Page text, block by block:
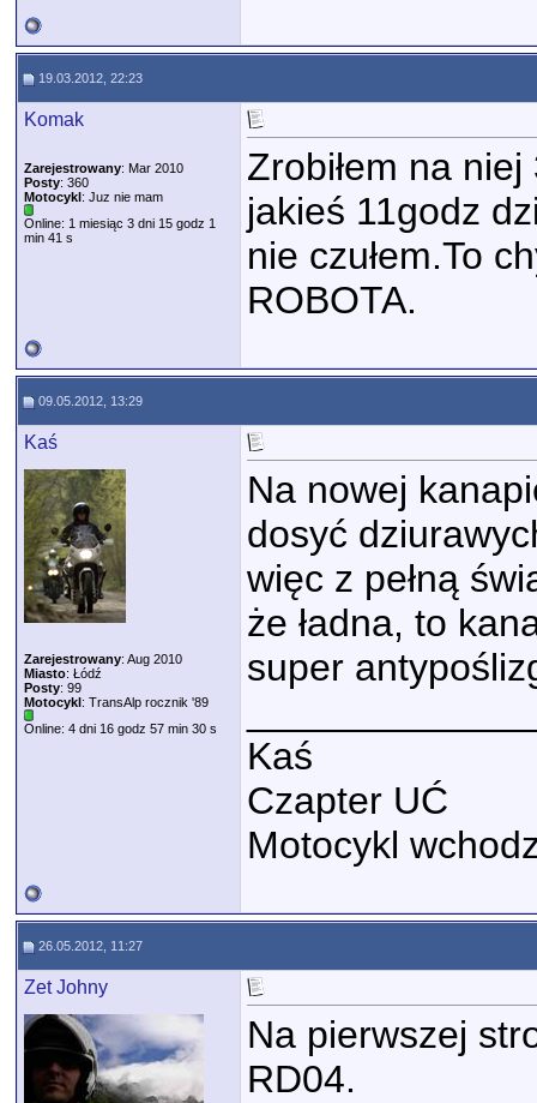
19.03.2012, 22:23
Komak
Zarejestrowany: Mar 2010
Posty: 360
Motocykl: Juz nie mam
Online: 1 miesiąc 3 dni 15 godz 1
min 41 s
Zrobiłem na
jakieś 11godz
nie czułem.To
ROBOTA.
09.05.2012, 13:29
Kaś
Zarejestrowany: Aug 2010
Miasto: Łódź
Posty: 99
Motocykl: TransAlp rocznik '89
Online: 4 dni 16 godz 57 min 30 s
Na nowej
dosyć
więc z pełną
że ładna, to
super
Kaś
Czapter UĆ
Motocykl
26.05.2012, 11:27
Zet Johny
Na pierwszej
RD04.